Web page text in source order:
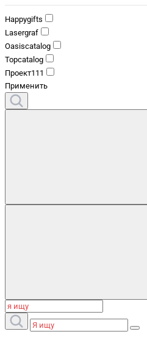
Happygifts
Lasergraf
Oasiscatalog
Topcatalog
Проект111
Применить